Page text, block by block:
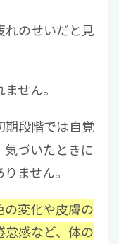
のせいだと見
せん。
期段階では自覚
づいたときに
ません。
の変化や皮膚の
感など、体の